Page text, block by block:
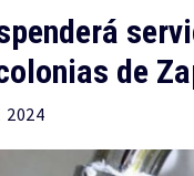
de
2024